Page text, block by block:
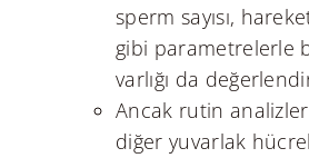
sperm sayısı,
gibi parametrelerle
varlığı da
Ancak rutin
diğer yuvarlak